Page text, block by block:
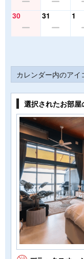
30 31 1
カレンダー内のアイ
選択されたお部屋